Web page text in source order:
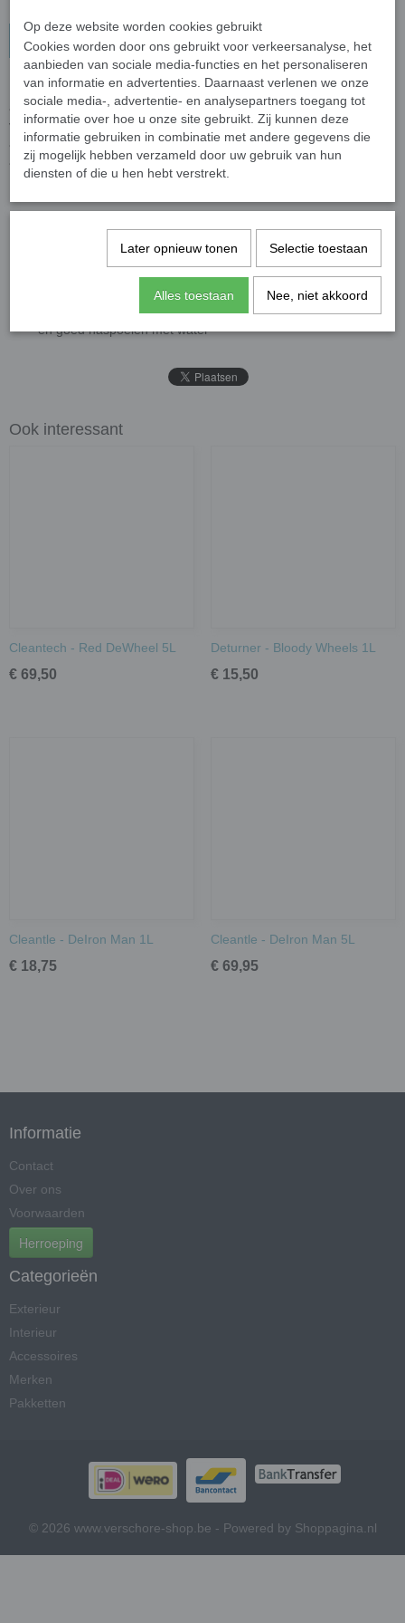
In winkelwagen
Bloody Wheels is een product voor het grondig reinigen van
autovelgen en lak van metaalverontreinigingen zoals remstof en
vliegroest. Het heeft een neutrale pH waardoor het veilig is voor
alle soorten velgen. Door zijn gelachtige consistentie hecht het zich
aan het oppervlak en reageert daardoor langer op vuil.
bedekken (niet gebruiken op hete elementen)
De reactietijd is ongeveer 5 minuten (het product niet op het
en goed naspoelen met water
Ook interessant
Cleantech - Red DeWheel 5L
€ 69,50
Deturner - Bloody Wheels 1L
€ 15,50
Cleantle - DeIron Man 1L
€ 18,75
Cleantle - DeIron Man 5L
€ 69,95
Informatie
Contact
Over ons
Voorwaarden
Herroeping
Categorieën
Exterieur
Interieur
Accessoires
Merken
Pakketten
© 2026 www.verschore-shop.be - Powered by Shoppagina.nl
Op deze website worden cookies gebruikt
Cookies worden door ons gebruikt voor verkeersanalyse, het
aanbieden van sociale media-functies en het personaliseren
van informatie en advertenties. Daarnaast verlenen we onze
sociale media-, advertentie- en analysepartners toegang tot
informatie over hoe u onze site gebruikt. Zij kunnen deze
informatie gebruiken in combinatie met andere gegevens die
zij mogelijk hebben verzameld door uw gebruik van hun
diensten of die u hen hebt verstrekt.
Later opnieuw tonen Selectie toestaan
Alles toestaan Nee, niet akkoord